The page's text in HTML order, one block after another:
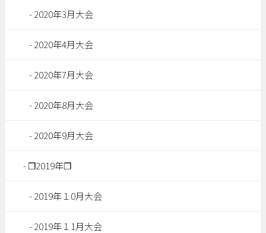
2020年3月大会
2020年4月大会
2020年7月大会
2020年8月大会
2020年9月大会
❐2019年❐
2019年１0月大会
2019年１1月大会